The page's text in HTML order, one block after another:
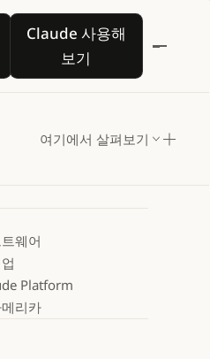
의
Claude 사용해
보기
Claude 사용해 보기
여기에서 살펴보기
Claude로
혁신하다
웨어
Platform
리카